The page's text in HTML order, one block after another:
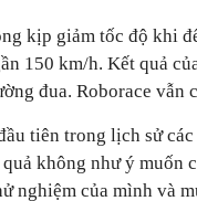
kịp giảm tốc độ khi
150 km/h. Kết quả
đua. Roborace vẫn
tiên trong lịch sử
không như ý muốn
nghiệm của mình và